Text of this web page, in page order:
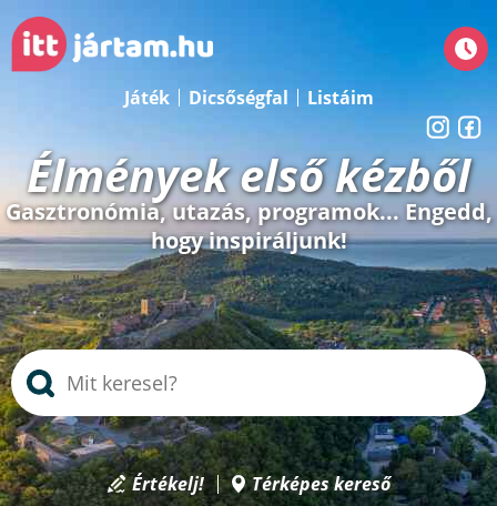
Játék Dicsőségfal Listáim
Élmények első kézből
Gasztronómia, utazás, programok... Engedd,
hogy inspiráljunk!
Értékelj! Térképes kereső